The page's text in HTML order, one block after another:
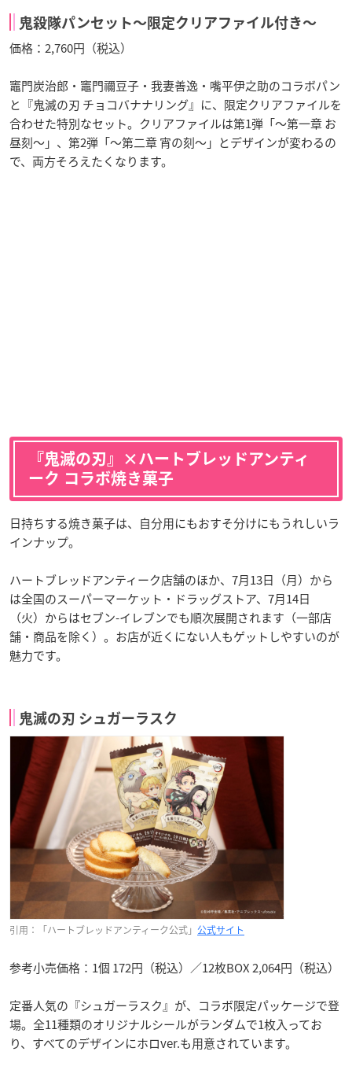
鬼殺隊パンセット〜限定クリアファイル付き〜
価格：2,760円（税込）
竈門炭治郎・竈門禰豆子・我妻善逸・嘴平伊之助のコラボパン
と『鬼滅の刃 チョコバナナリング』に、限定クリアファイルを
合わせた特別なセット。クリアファイルは第1弾「〜第一章 お
昼刻〜」、第2弾「〜第二章 宵の刻〜」とデザインが変わるの
で、両方そろえたくなります。
『鬼滅の刃』×ハートブレッドアンティ
ーク コラボ焼き菓子
日持ちする焼き菓子は、自分用にもおすそ分けにもうれしいラ
インナップ。
ハートブレッドアンティーク店舗のほか、7月13日（月）から
は全国のスーパーマーケット・ドラッグストア、7月14日
（火）からはセブン-イレブンでも順次展開されます（一部店
舗・商品を除く）。お店が近くにない人もゲットしやすいのが
魅力です。
鬼滅の刃 シュガーラスク
引用：「ハートブレッドアンティーク公式」 公式サイト
参考小売価格：1個 172円（税込）／12枚BOX 2,064円（税込）
定番人気の『シュガーラスク』が、コラボ限定パッケージで登
場。全11種類のオリジナルシールがランダムで1枚入ってお
り、すべてのデザインにホロver.も用意されています。